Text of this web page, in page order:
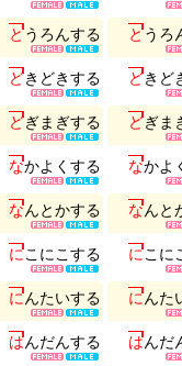
とう ろ んする とう ろ
どき どきする どき ど
どぎま ぎする どぎま
なかよ く する なかよ
なんとかする なんと
にこ に こ する にこ に
にんたいする にんた
はんだんする はんだ